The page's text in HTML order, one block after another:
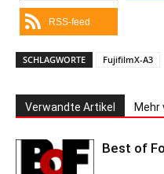
RSS-feed
SCHLAGWORTE FujifilmX-A3
Verwandte Artikel Mehr
Best of